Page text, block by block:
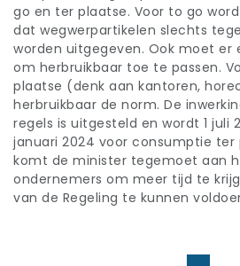
go en ter plaatse. Voor to go
dat wegwerpartikelen slechts
worden uitgegeven. Ook moet er
om herbruikbaar toe te passen.
plaatse (denk aan kantoren,
herbruikbaar de norm. De
regels is uitgesteld en wordt 1 juli
januari 2024 voor consumptie ter
komt de minister tegemoet aan
ondernemers om meer tijd te
van de Regeling te kunnen